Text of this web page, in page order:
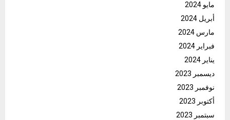
مايو 2024
أبريل 2024
مارس 2024
فبراير 2024
يناير 2024
ديسمبر 2023
نوفمبر 2023
أكتوبر 2023
سبتمبر 2023